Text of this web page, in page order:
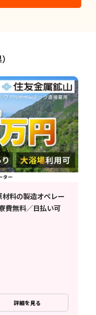
料の製造オペレー
費無料／日払い可
詳細を見る